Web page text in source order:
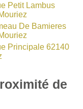
Petit Lambus
De Bamieres
Principale 62140
de